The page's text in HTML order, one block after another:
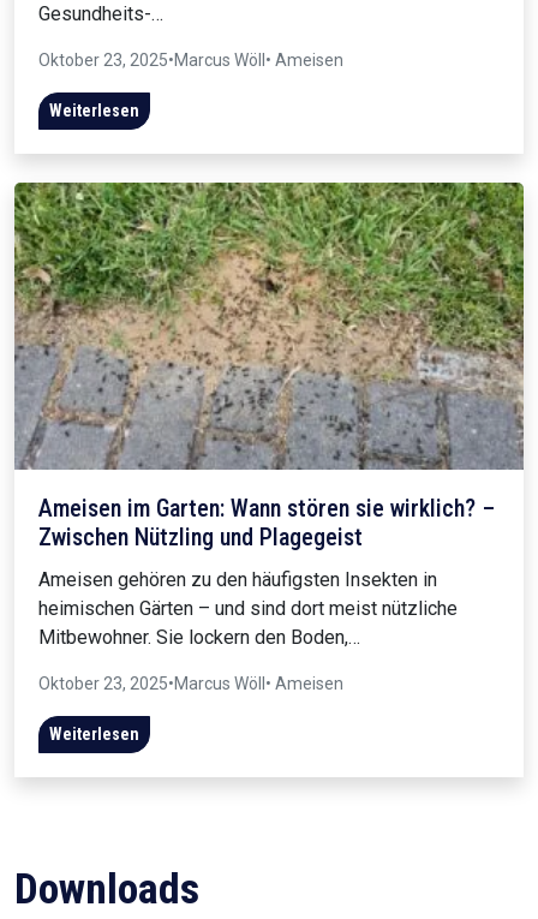
Gesundheits-…
Oktober 23, 2025•Marcus Wöll • Ameisen
Weiterlesen
Ameisen im Garten: Wann stören sie wirklich? –
Zwischen Nützling und Plagegeist
Ameisen gehören zu den häufigsten Insekten in
heimischen Gärten – und sind dort meist nützliche
Mitbewohner. Sie lockern den Boden,…
Oktober 23, 2025•Marcus Wöll• Ameisen
Weiterlesen
Downloads